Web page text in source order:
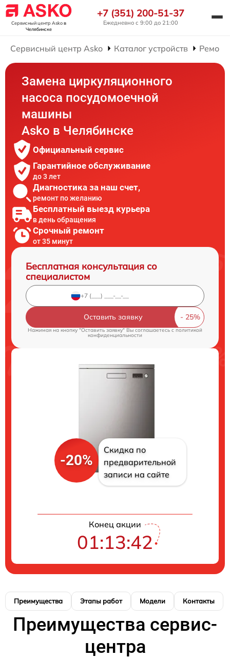
Сервисный центр Askoв
Челябинске
+7 (351) 200-51-37
Ежедневно с 9:00 до 21:00
Сервисный центр Asko Каталог устройств
Замена циркуляционного
насоса посудомоечной
машины
Asko в Челябинске
Официальный сервис
Гарантийное обслуживание
до 3 лет
Диагностика за наш счет,
ремонт по желанию
Бесплатный выезд курьера
в день обращения
Срочный ремонт
от 35 минут
Бесплатная консультация со
специалистом
Оставить заявку
Нажимая на кнопку "Оставить заявку" Вы соглашаетесь cполитикой
конфиденциальности
-20%
Скидка по
предварительной
записи на сайте
Конец акции
01:13:41
Преимущества Этапы работ Модели Контакты
Преимущества сервис-
центра